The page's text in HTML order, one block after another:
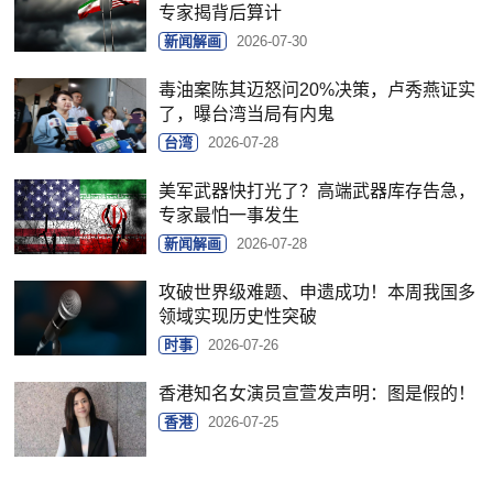
专家揭背后算计
新闻解画 2026-07-30
毒油案陈其迈怒问20%决策，卢秀燕证实
了，曝台湾当局有内鬼
台湾 2026-07-28
美军武器快打光了？高端武器库存告急，
专家最怕一事发生
新闻解画 2026-07-28
攻破世界级难题、申遗成功！本周我国多
领域实现历史性突破
时事 2026-07-26
香港知名女演员宣萱发声明：图是假的！
香港 2026-07-25